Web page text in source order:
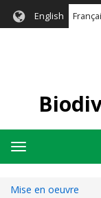
English
Toggle
navigation
Mise en oeuvre